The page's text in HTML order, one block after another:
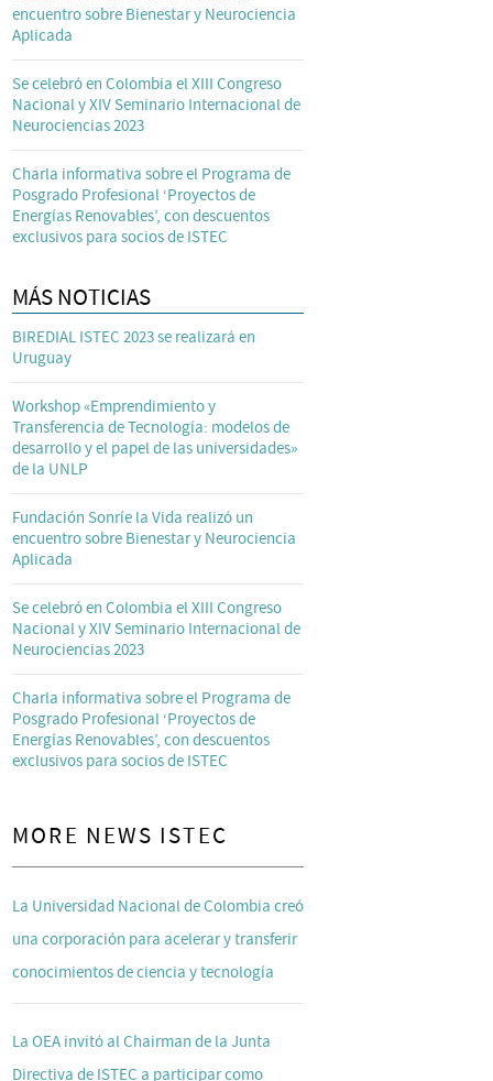
encuentro sobre Bienestar y Neurociencia
Aplicada
Se celebró en Colombia el XIII Congreso
Nacional y XIV Seminario Internacional de
Neurociencias 2023
Charla informativa sobre el Programa de
Posgrado Profesional ‘Proyectos de
Energías Renovables’, con descuentos
exclusivos para socios de ISTEC
MÁS NOTICIAS
BIREDIAL ISTEC 2023 se realizará en
Uruguay
Workshop «Emprendimiento y
Transferencia de Tecnología: modelos de
desarrollo y el papel de las universidades»
de la UNLP
Fundación Sonríe la Vida realizó un
encuentro sobre Bienestar y Neurociencia
Aplicada
Se celebró en Colombia el XIII Congreso
Nacional y XIV Seminario Internacional de
Neurociencias 2023
Charla informativa sobre el Programa de
Posgrado Profesional ‘Proyectos de
Energías Renovables’, con descuentos
exclusivos para socios de ISTEC
MORE NEWS ISTEC
La Universidad Nacional de Colombia creó
una corporación para acelerar y transferir
conocimientos de ciencia y tecnología
La OEA invitó al Chairman de la Junta
Directiva de ISTEC a participar como